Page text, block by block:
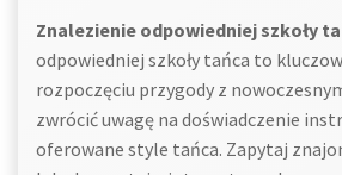
Znalezienie odpowiedniej szkoły
odpowiedniej szkoły tańca to
rozpoczęciu przygody z
zwrócić uwagę na doświadczenie
oferowane style tańca. Zapytaj